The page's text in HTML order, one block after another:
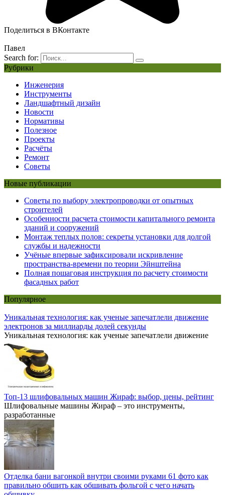
Поделиться в ВКонтакте
Павел
Search for:
Рубрики
Инженерия
Инструменты
Ландшафтный дизайн
Новости
Нормативы
Полезное
Проекты
Расчёты
Ремонт
Советы
Новые публикации
Советы по выбору электропроводки от опытных
строителей
Особенности расчета стоимости капитального ремонта
зданий и сооружений
Монтаж теплых полов: секреты установки для долгой
службы и надежности
Учёные впервые зафиксировали искривление
пространства-времени по теории Эйнштейна
Полная пошаговая инструкция по расчету стоимости
фасадных работ
Популярное
Уникальная технология: как ученые запечатлели движение
электронов за миллиарды долей секунды
Уникальная технология: как ученые запечатлели движение
Топ-13 шлифовальных машин Жираф: выбор, цены, рейтинг
Шлифовальные машины Жираф – это инструменты,
разработанные
Отделка бани вагонкой внутри своими руками 61 фото как
правильно обшить как обшивать фольгой с чего начать